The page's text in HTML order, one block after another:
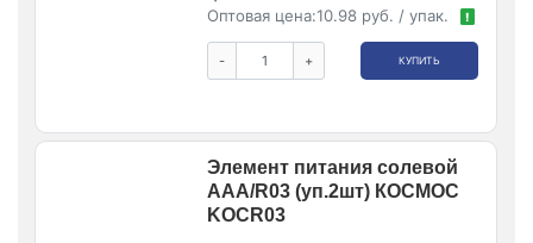
Оптовая цена:10.98 руб. / упак. !
- + КУПИТЬ
Элемент питания солевой
AAA/R03 (уп.2шт) КОСМОС
KOCR03